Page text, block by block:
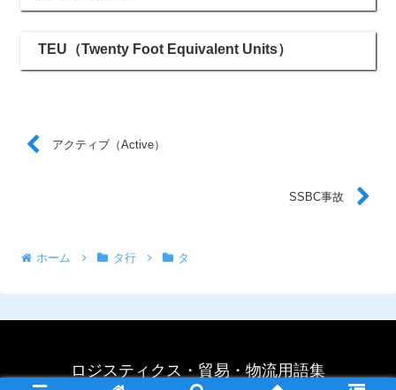
TEU（Twenty Foot Equivalent Units）
アクティブ（Active）
SSBC事故
ホーム タ行 タ
ロジスティクス・貿易・物流用語集